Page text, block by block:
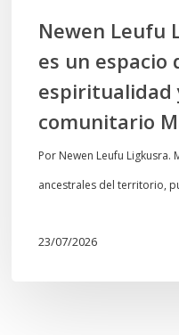
espiritualidad
encuentro
comunitario
Mapuche»
Newen Leufu
es un espacio
espiritualidad
comunitario
Por Newen Leufu
ancestrales del territorio,
23/07/2026